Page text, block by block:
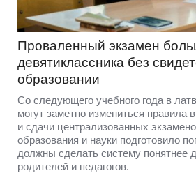
Проваленный экзамен
девятиклассника без
образовании
Со следующего учебного года в
могут заметно измениться правила
и сдачи централизованных
образования и науки подготовило
должны сделать систему понятнее
родителей и педагогов.